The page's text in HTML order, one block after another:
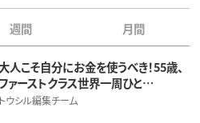
週間 月間
人こそ自分にお金を使うべき！55歳、
ァーストクラス世界一周ひと…
トウシル編集チーム